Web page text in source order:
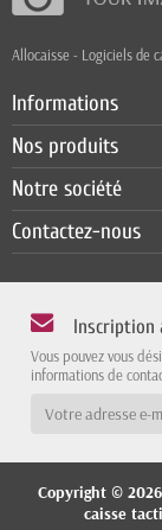
Allocaisse - Logiciels de
Informations
Nos produits
Notre société
Contactez-nous
Inscription
Vous pouvez vous
informations de
Copyright ©
caisse